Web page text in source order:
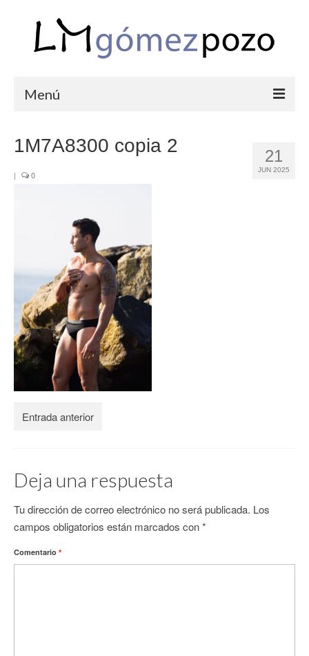
Menú
CORPORATIVAS
SEMANA SANTA
BLOG
SOBRE LM
CONTACTO
21
JUN 2025
1M7A8300 copia 2
| 0
Entrada anterior
Deja una respuesta
Tu dirección de correo electrónico no será publicada. Los
campos obligatorios están marcados con*
Comentario *